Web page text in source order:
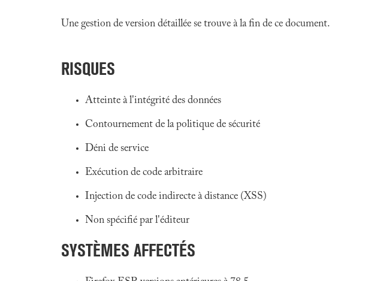
Une gestion de version détaillée se trouve à la fin de ce document.
RISQUES
Atteinte à l'intégrité des données
Contournement de la politique de sécurité
Déni de service
Exécution de code arbitraire
Injection de code indirecte à distance (XSS)
Non spécifié par l'éditeur
SYSTÈMES AFFECTÉS